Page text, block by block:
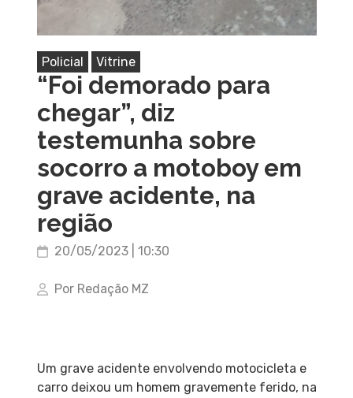
Policial Vitrine
“Foi demorado para
chegar”, diz
testemunha sobre
socorro a motoboy em
grave acidente, na
região
20/05/2023 | 10:30
Por Redação MZ
Um grave acidente envolvendo motocicleta e
carro deixou um homem gravemente ferido, na